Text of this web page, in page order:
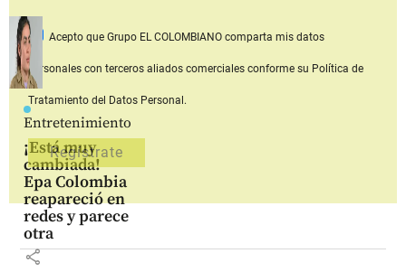
Entretenimiento
¡Está muy
cambiada!
Epa Colombia
reapareció en
redes y parece
otra
share
Acepto que Grupo EL COLOMBIANOcomparta mis datos
personales con terceros aliados comerciales conforme su Política de
Tratamiento del Datos Personal.